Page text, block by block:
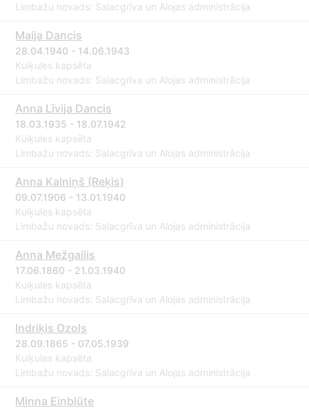
Limbažu novads: Salacgrīva un Alojas administrācija
Maija Dancis
28.04.1940 - 14.06.1943
Kuiķules kapsēta
Limbažu novads: Salacgrīva un Alojas administrācija
Anna Līvija Dancis
18.03.1935 - 18.07.1942
Kuiķules kapsēta
Limbažu novads: Salacgrīva un Alojas administrācija
Anna Kalniņš (Reķis)
09.07.1906 - 13.01.1940
Kuiķules kapsēta
Limbažu novads: Salacgrīva un Alojas administrācija
Anna Mežgailis
17.06.1860 - 21.03.1940
Kuiķules kapsēta
Limbažu novads: Salacgrīva un Alojas administrācija
Indriķis Ozols
28.09.1865 - 07.05.1939
Kuiķules kapsēta
Limbažu novads: Salacgrīva un Alojas administrācija
Minna Einblūte